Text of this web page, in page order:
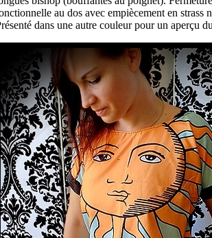
au dos avec empiècement en strass
dans une autre couleur pour un aperçu